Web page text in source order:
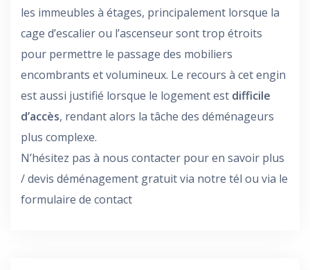
les immeubles à étages, principalement lorsque la
cage d’escalier ou l’ascenseur sont trop étroits
pour permettre le passage des mobiliers
encombrants et volumineux. Le recours à cet engin
est aussi justifié lorsque le logement est difficile
d’accès, rendant alors la tâche des déménageurs
plus complexe.
N’hésitez pas à nous contacter pour en savoir plus
/ devis déménagement gratuit via notre tél ou via le
formulaire de contact